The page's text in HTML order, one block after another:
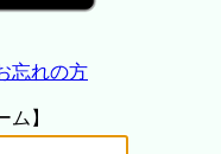
忘れの方
ム】